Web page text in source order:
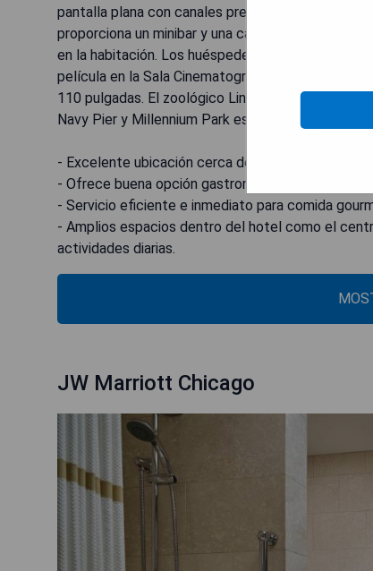
pantalla plana con canales premium por cable y
proporciona un minibar y una caja fuerte en la
en la habitación. Los huéspedes pueden hacer
película en la Sala Cinematográfica, que cuenta
110 pulgadas. El zoológico Lincoln Park está a
Navy Pier y Millennium Park están ambos a diez
- Excelente ubicación cerca del centro comercial.
- Ofrece buena opción gastronómica dentro del
- Servicio eficiente e inmediato para comida
- Amplios espacios dentro del hotel como el
JW Marriott Chicago